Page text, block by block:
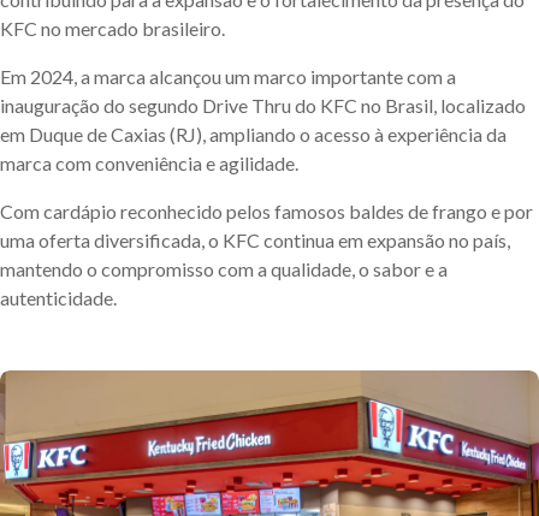
KFC no mercado brasileiro.
Em 2024, a marca alcançou um marco importante com a
inauguração do segundo Drive Thru do KFC no Brasil, localizado
em Duque de Caxias (RJ), ampliando o acesso à experiência da
marca com conveniência e agilidade.
Com cardápio reconhecido pelos famosos baldes de frango e por
uma oferta diversificada, o KFC continua em expansão no país,
mantendo o compromisso com a qualidade, o sabor e a
autenticidade.